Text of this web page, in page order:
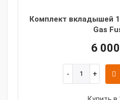
Комплект вкладышей
Gas
6 000